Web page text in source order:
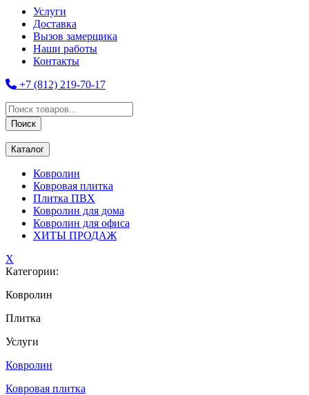
Услуги
Доставка
Вызов замерщика
Наши работы
Контакты
+7 (812) 219-70-17
Поиск
товаров
Поиск
Каталог
Ковролин
Ковровая плитка
Плитка ПВХ
Ковролин для дома
Ковролин для офиса
ХИТЫ ПРОДАЖ
X
Категории:
Ковролин
Плитка
Услуги
Ковролин
Ковровая плитка